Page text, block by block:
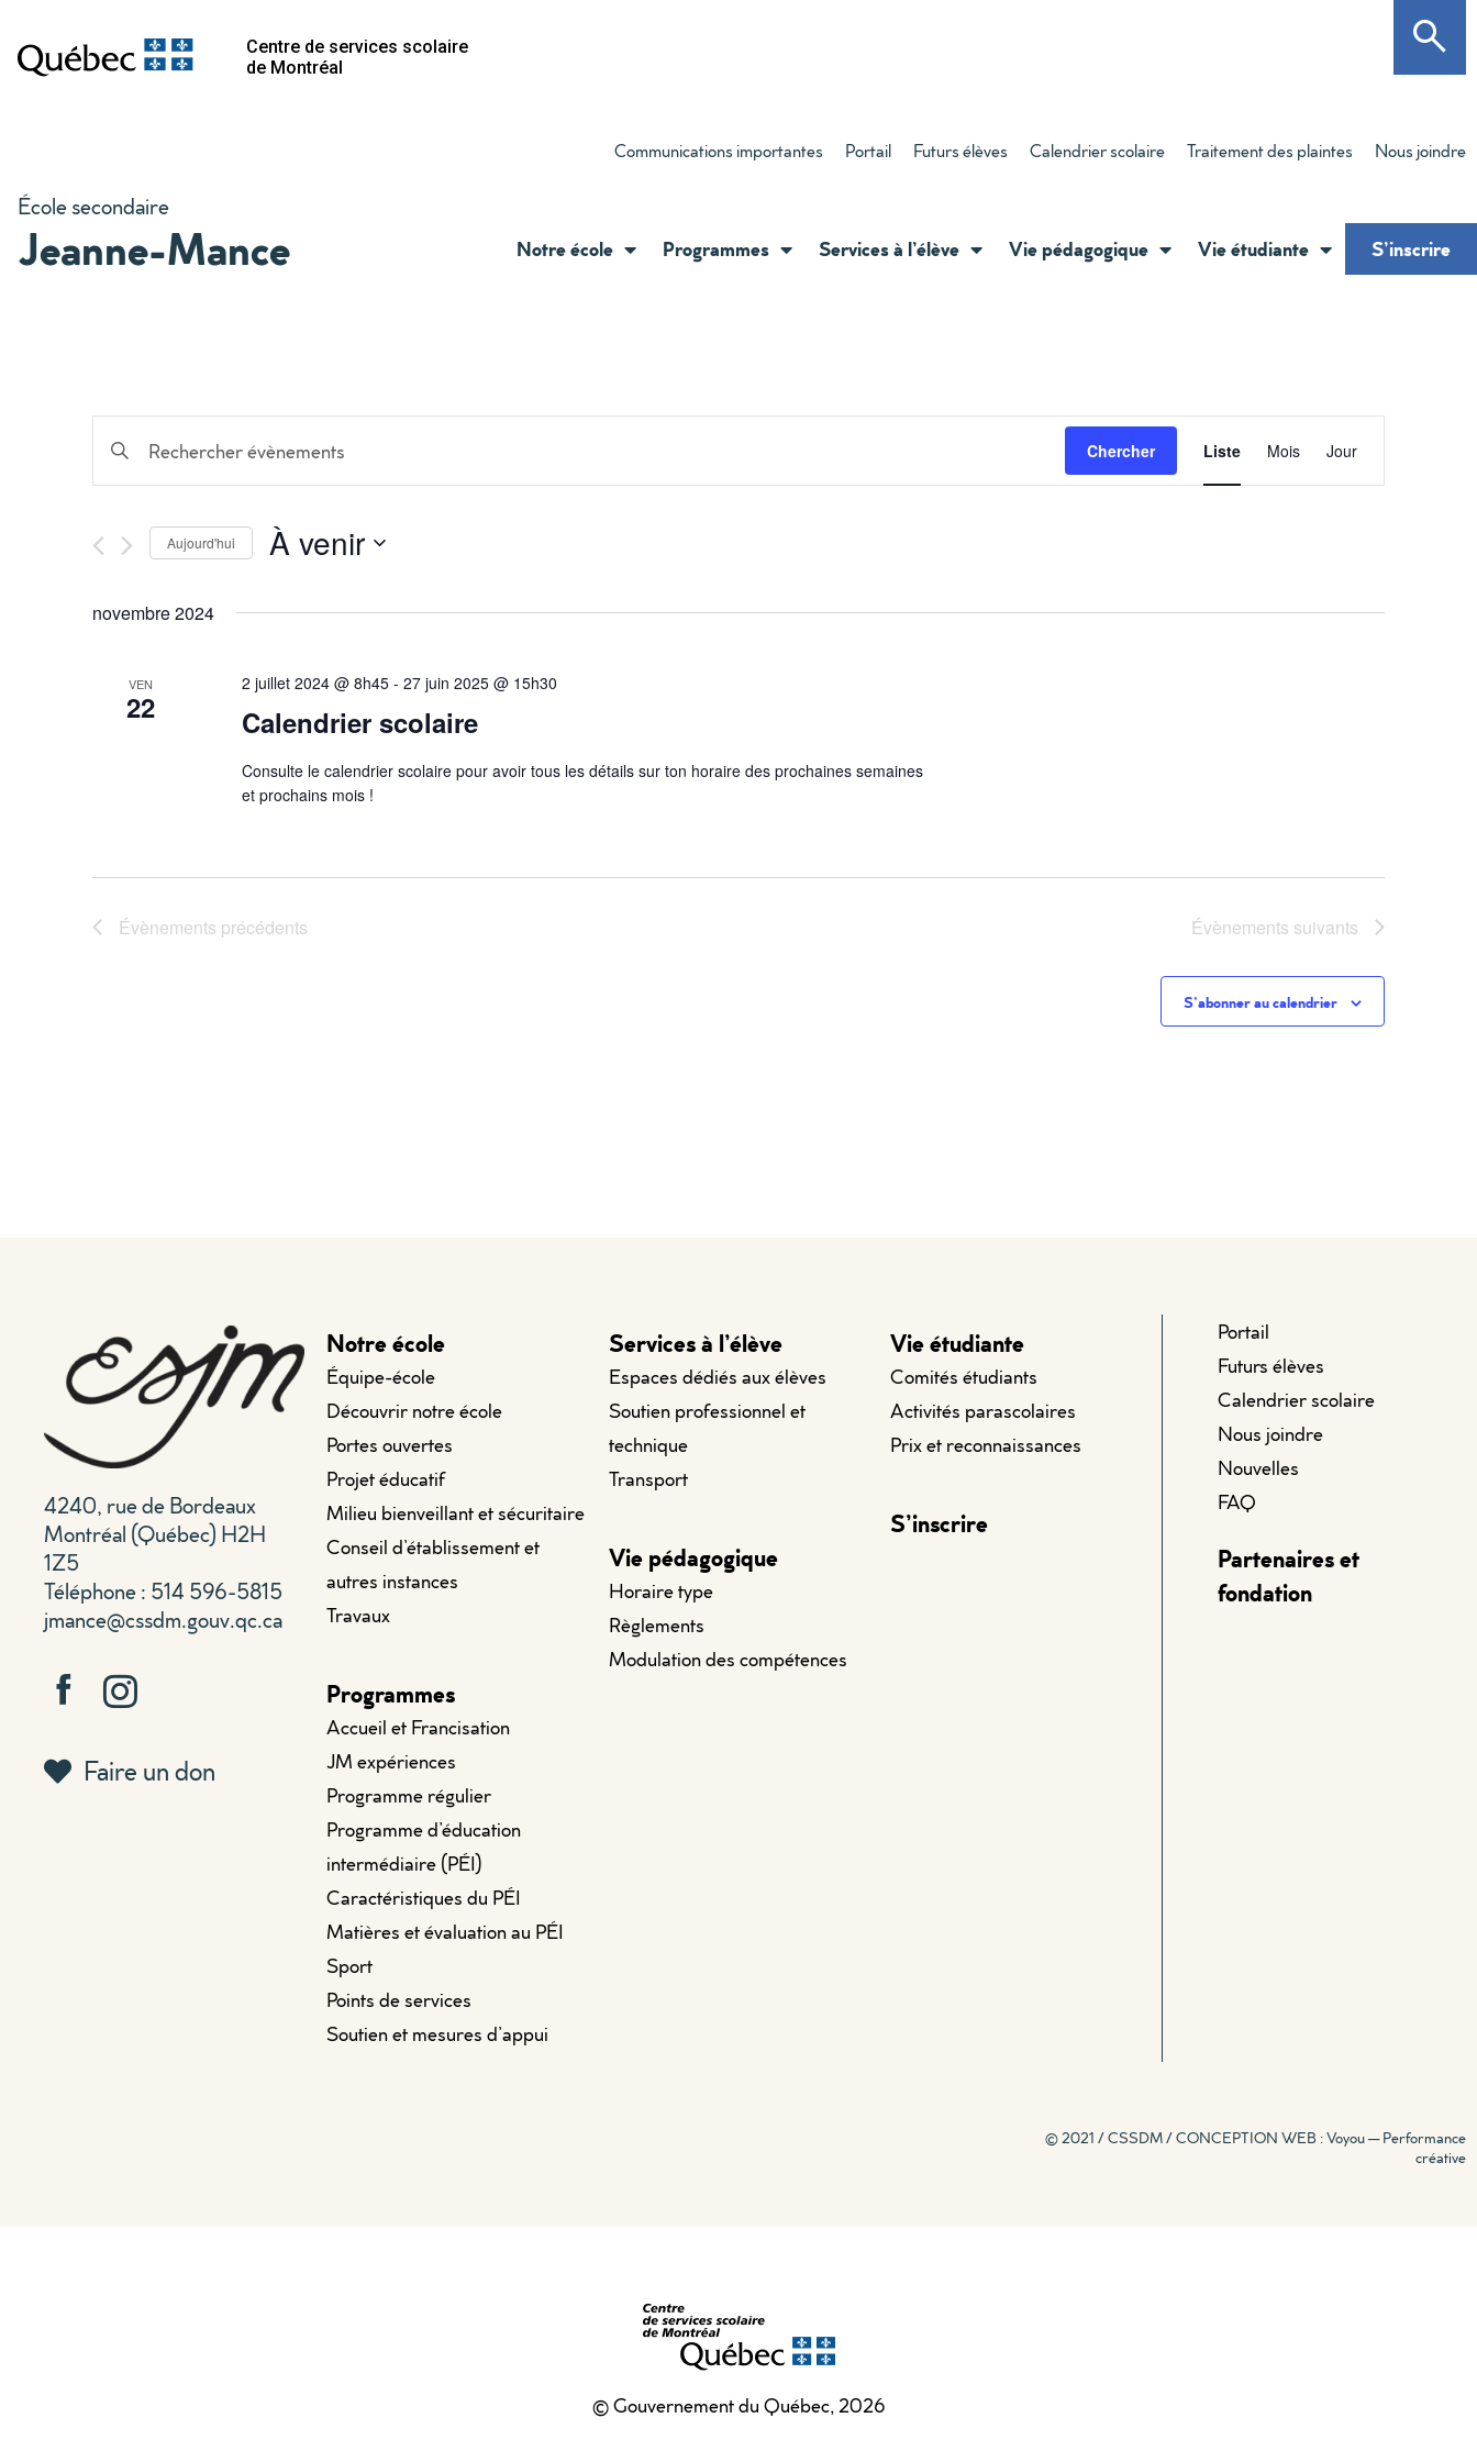
Centre de services scolaire
de Montréal
École secondaire
Jeanne-Mance
Communications importantes Portail Futurs élèves Calendrier scolaire Traitement des plaintes Nous joindre
Notre école Programmes Services à l’élève Vie pédagogique Vie étudiante S’inscrire
Recherche
et
navigation
de
vues
Évènements
Saisir
mot-
clé.
Rechercher
Évènements
mot-
clé.
Chercher de
Liste Mois Jour
Aujourd'hui À venir
une
novembre 2024
VEN
22
2 juillet 2024 @ 8h45- 27 juin 2025 @ 15h30
Calendrier scolaire
Consulte le calendrier scolaire pour avoir tous les détails sur ton horaire des prochaines semaines
et prochains mois !
Évènements précédents Évènements suivants
S’abonner au calendrier
4240, rue de Bordeaux
Montréal (Québec) H2H
1Z5
Téléphone : 514 596-5815
jmance@cssdm.gouv.qc.ca
Faire un don
Notre école
Équipe-école
Découvrir notre école
Portes ouvertes
Projet éducatif
Milieu bienveillant et sécuritaire
Conseil d’établissement et
autres instances
Travaux
Programmes
Accueil et Francisation
JM expériences
Programme régulier
Programme d’éducation
intermédiaire (PÉI)
Caractéristiques du PÉI
Matières et évaluation au PÉI
Sport
Points de services
Soutien et mesures d’appui
Services à l’élève
Espaces dédiés aux élèves
Soutien professionnel et
technique
Transport
Vie pédagogique
Horaire type
Règlements
Modulation des compétences
Vie étudiante
Comités étudiants
Activités parascolaires
Prix et reconnaissances
S’inscrire
Portail
Futurs élèves
Calendrier scolaire
Nous joindre
Nouvelles
FAQ
Partenaires et
fondation
© 2021 / CSSDM /CONCEPTION WEB : Voyou — Performance
créative
© Gouvernement du Québec, 2026